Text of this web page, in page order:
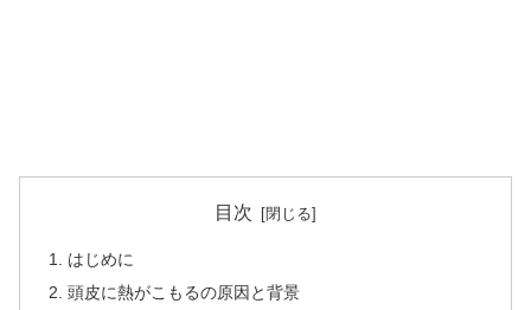
目次
はじめに
頭皮に熱がこもるの原因と背景